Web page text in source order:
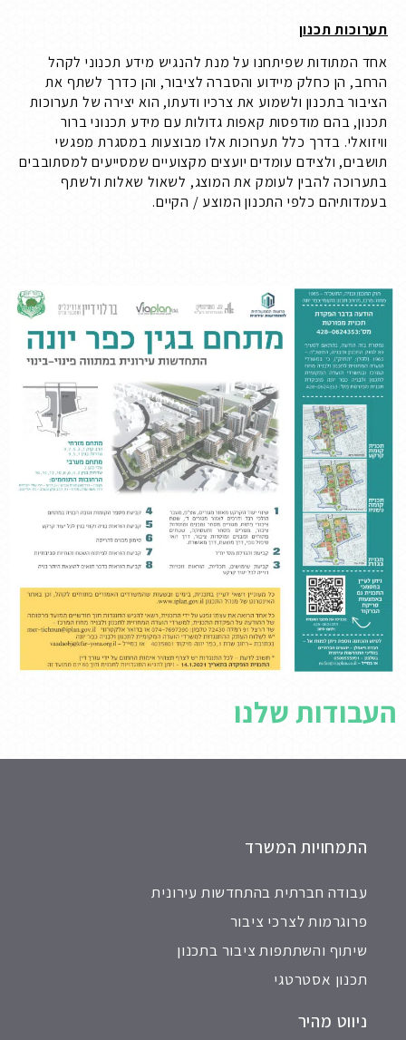
תערוכות תכנון
אחד המתודות שפיתחנו על מנת להנגיש מידע תכנוני לקהל
הרחב, הן כחלק מיידוע והסברה לציבור, והן כדרך לשתף את
הציבור בתכנון ולשמוע את צרכיו ודעתו, הוא יצירה של תערוכות
תכנון, בהם מודפסות קאפות גדולות עם מידע תכנוני ברור
וויזואלי. בדרך כלל תערוכות אלו מבוצעות במסגרת מפגשי
תושבים, ולצידם עומדים יועצים מקצועיים שמסייעים למסתובבים
בתערוכה להבין לעומק את המוצג, לשאול שאלות ולשתף
בעמדותיהם כלפי התכנון המוצע / הקיים.
העבודות שלנו
התמחויות המשרד
עבודה חברתית בהתחדשות עירונית
פרוגרמות לצרכי ציבור
שיתוף והשתתפות ציבור בתכנון
תכנון אסטרטגי
ניווט מהיר